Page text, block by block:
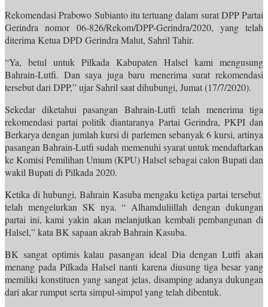
Rekomendasi Prabowo Subianto itu tertuang dalam surat DPP Partai
Gerindra nomor 06-826/Rekom/DPP-Gerindra/2020, yang telah
diterima Ketua DPD Gerindra Malut, Sahril Tahir.
“Ya, betul untuk Pilkada Kabupaten Halsel kami mengusung
Bahrain-Lutfi. Dan saya juga baru menerima surat rekomendasi
tersebut dari DPP,” ujar Sahril saat dihubungi, Jumat (17/7/2020).
Sekedar diketahui pasangan Bahrain-Lutfi telah menerima tiga
rekomendasi partai politik diantaranya Partai Gerindra, PKPI dan
Berkarya dengan jumlah kursi di parlemen sebanyak 6 kursi, artinya
pasangan Bahrain-Lutfi sudah memenuhi syarat untuk mendaftarkan
ke Komisi Pemilihan Umum (KPU) Halsel sebagai calon Bupati dan
wakil Bupati di Pilkada 2020.
Ketika di hubungi, Bahrain Kasuba mengaku ketiga partai tersebut
telah mengelurkan SK nya. “ Alhamduliillah dengan dukungan
partai ini, kami yakin akan melanjutkan kembali pembangunan di
Halsel,” kata BK sapaan akrab Bahrain Kasuba.
BK sangat optimis kalau pasangan ideal Dia dengan Lutfi akan
menang pada Pilkada Halsel nanti karena diusung tiga besar yang
memiliki konstituen yang sangat jelas, disamping adanya dukungan
dari akar rumput serta simpul-simpul yang telah dibentuk.